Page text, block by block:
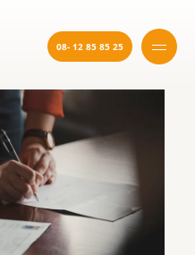
08- 12 85 85 25